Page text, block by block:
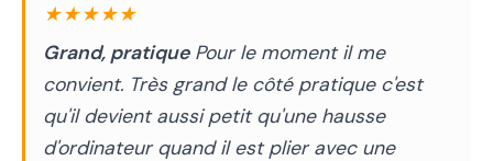
★★★★★
Grand, pratiquePour le moment il me
convient. Très grand le côté pratique c'est
qu'il devient aussi petit qu'une hausse
d'ordinateur quand il est plier avec une